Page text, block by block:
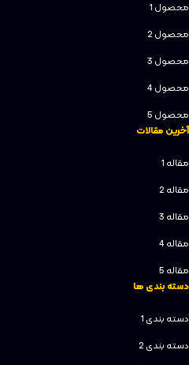
محصول 1
محصول 2
محصول 3
محصول 4
محصول 5
آخرین مقالات
مقاله 1
مقاله 2
مقاله 3
مقاله 4
مقاله 5
دسته بندی ها
دسته بندی 1
دسته بندی 2